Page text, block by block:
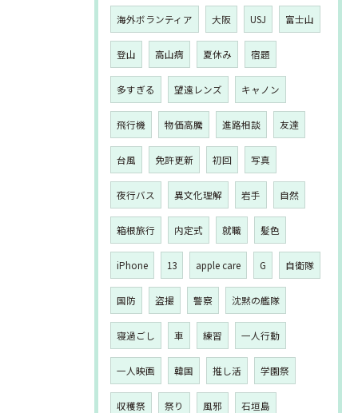
海外ボランティア 大阪 USJ 富士山
登山 高山病 夏休み 宿題
多すぎる 望遠レンズ キャノン
飛行機 物価高騰 進路相談 友達
台風 免許更新 初回 写真
夜行バス 異文化理解 岩手 自然
箱根旅行 内定式 就職 髪色
iPhone 13 apple care G 自衛隊
国防 盗撮 警察 沈黙の艦隊
寝過ごし 車 練習 一人行動
一人映画 韓国 推し活 学園祭
収穫祭 祭り 風邪 石垣島